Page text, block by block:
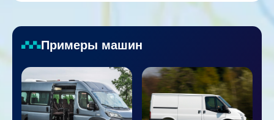
Примеры машин